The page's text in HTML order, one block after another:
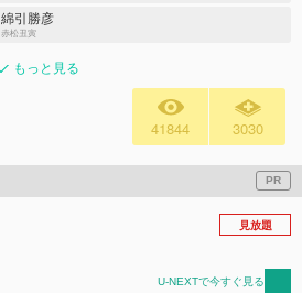
綿引勝彦
赤松丑寅
もっと見る
41844 3030
PR
見放題
U-NEXTで今すぐ見る